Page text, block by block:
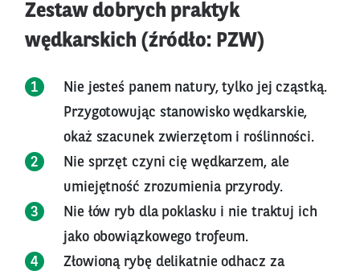
Zestaw dobrych praktyk
wędkarskich (źródło: PZW)
Nie jesteś panem natury, tylko jej cząstką.
Przygotowując stanowisko wędkarskie,
okaż szacunek zwierzętom i roślinności.
Nie sprzęt czyni cię wędkarzem, ale
umiejętność zrozumienia przyrody.
Nie łów ryb dla poklasku i nie traktuj ich
jako obowiązkowego trofeum.
Złowioną rybę delikatnie odhacz za